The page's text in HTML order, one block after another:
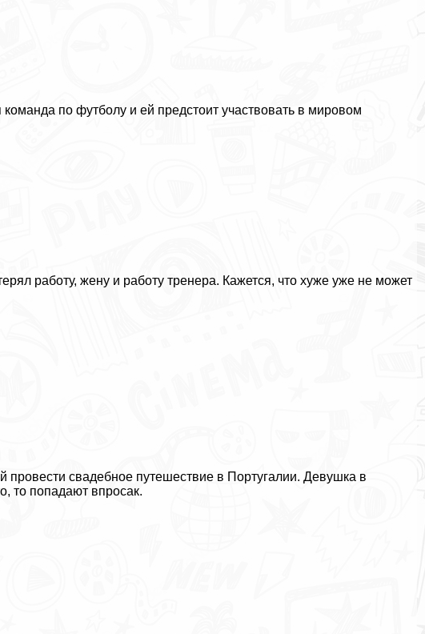
по футболу и ей предстоит участвовать в мировом
работу, жену и работу тренера. Кажется, что хуже уже не может
провести свадебное путешествие в Португалии. Дeвyшка в
то попадают впросак.